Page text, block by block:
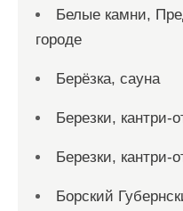
Белые камни,
городе
Берёзка, сауна
Березки, кантри-
Березки, кантри-
Борский